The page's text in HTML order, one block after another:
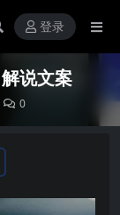
登录
说文案
0